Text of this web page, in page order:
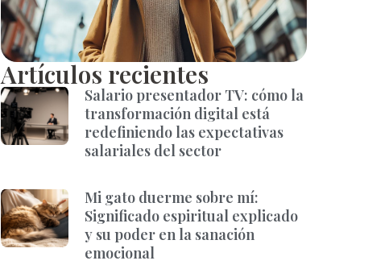
Artículos recientes
Salario presentador TV: cómo la
transformación digital está
redefiniendo las expectativas
salariales del sector
Mi gato duerme sobre mí:
Significado espiritual explicado
y su poder en la sanación
emocional